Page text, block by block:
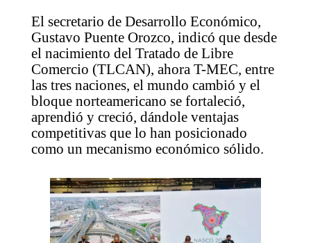
El secretario de Desarrollo Económico,
Gustavo Puente Orozco, indicó que desde
el nacimiento del Tratado de Libre
Comercio (TLCAN), ahora T-MEC, entre
las tres naciones, el mundo cambió y el
bloque norteamericano se fortaleció,
aprendió y creció, dándole ventajas
competitivas que lo han posicionado
como un mecanismo económico sólido.